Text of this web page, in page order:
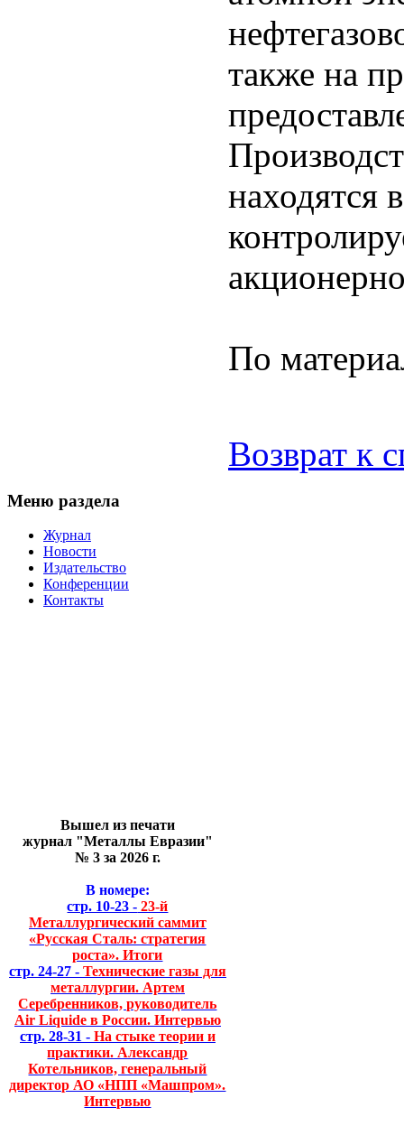
также на
находятся
По
Возврат к
Меню раздела
Журнал
Новости
Издательство
Конференции
Контакты
Вышел из печати
журнал "Металлы Евразии"
№ 3 за 2026 г.
В номере:
стр. 10-23 - 23-й
Металлургический саммит
«Русская Сталь: стратегия
роста». Итоги
стр. 24-27 - Технические газы для
металлургии. Артем
Серебренников, руководитель
Air Liquide в России. Интервью
стр. 28-31 - На стыке теории и
практики. Александр
Котельников, генеральный
директор АО «НПП «Машпром».
Интервью